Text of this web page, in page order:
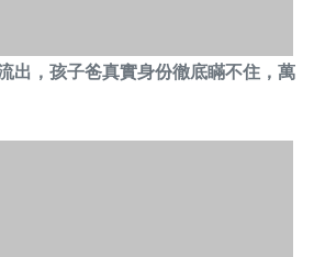
出，孩子爸真實身份徹底瞞不住，萬